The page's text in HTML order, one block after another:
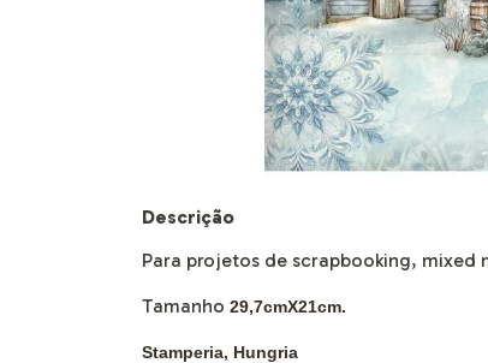
Descrição
Para projetos de scrapbooking,
Tamanho 29,7cmX21cm.
Stamperia, Hungria